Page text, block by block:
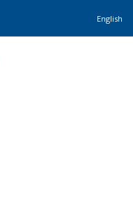
English